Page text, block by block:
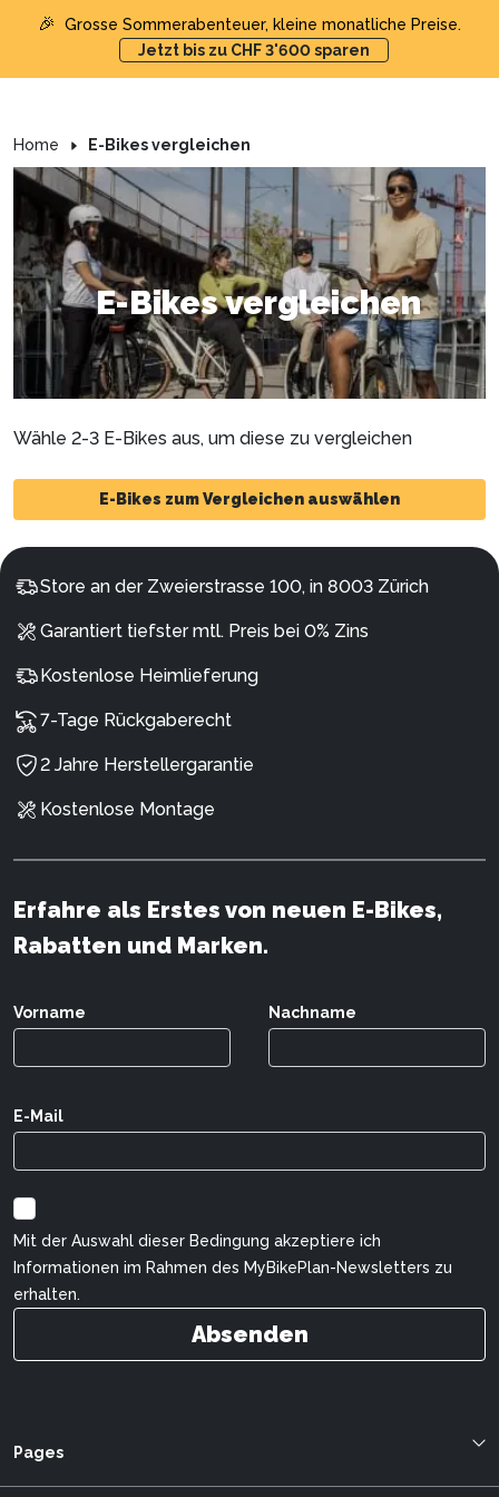
🎉
Grosse Sommerabenteuer, kleine monatliche Preise.
Jetzt bis zu CHF 3'600 sparen
Home E-Bikes vergleichen
E-Bikes vergleichen
Wähle 2-3 E-Bikes aus, um diese zu vergleichen
E-Bikes zum Vergleichen auswählen
Store an der Zweierstrasse 100, in 8003 Zürich
Garantiert tiefster mtl. Preis bei 0% Zins
Kostenlose Heimlieferung
7-Tage Rückgaberecht
2 Jahre Herstellergarantie
Kostenlose Montage
Erfahre als Erstes von neuen E-Bikes,
Rabatten und Marken.
Vorname Nachname
E-Mail
Mit der Auswahl dieser Bedingung akzeptiere ich
Informationen im Rahmen des MyBikePlan-Newsletters zu
erhalten.
Absenden
Pages